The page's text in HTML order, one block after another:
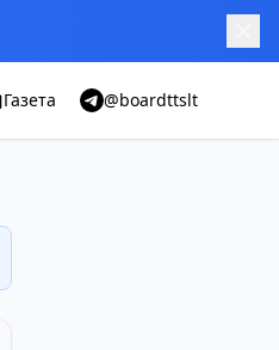
Газета @boardttslt